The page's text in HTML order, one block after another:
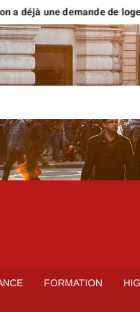
demande de logement
FORMATION